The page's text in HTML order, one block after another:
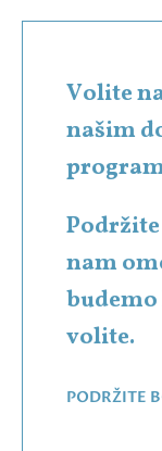
Volite
našim
Podržite
nam
volite.
PODRŽITE